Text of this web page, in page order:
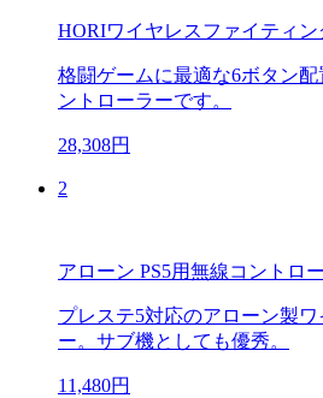
HORIワイヤレスファイティン
格闘ゲームに最適な6ボタン
ントローラーです。
28,308円
2
アローン PS5用無線コントロ
プレステ5対応のアローン製
ー。サブ機としても優秀。
11,480円